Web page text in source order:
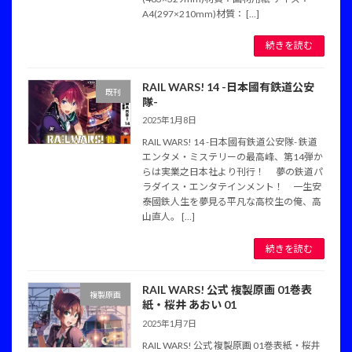
A4(297×210mm)材質： […]
続きを読む
既刊
RAIL WARS! 14 -日本國有鉄道公安
隊-
2025年1月8日
RAIL WARS! 14 -日本國有鉄道公安隊- 鉄道
エンタメ・ミステリーの最高峰、第14弾か
らは実業之日本社より刊行！ 夢の鉄道パ
ラダイス・エンタテインメント！ 一生安
泰國鉄人生を夢見る平凡な高校生の俺、高
山直人。 […]
続きを読む
複製原画
RAIL WARS! 公式 複製原画 01巻表
紙・桜井 あおい 01
2025年1月7日
RAIL WARS! 公式 複製原画 01巻表紙・桜井